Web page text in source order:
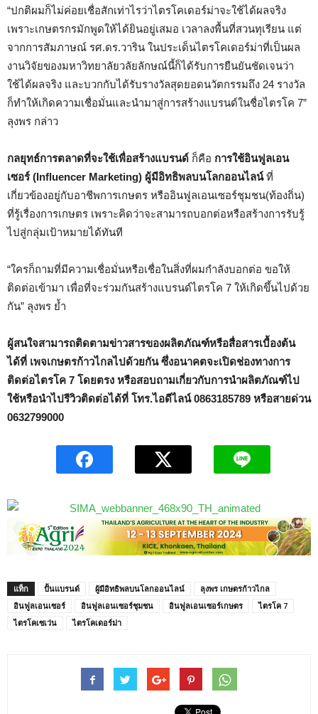
“ปกติผมก็ไม่ค่อยเชื่อสักเท่าไรว่าไตรโคเดอร์ม่าจะใช้ได้ผลจริง
เพราะเกษตรกรมักพูดให้ได้ยินอยู่เสมอ เวลาลงพื้นที่สวนทุเรียน แต่
จากการสัมภาษณ์ รศ.ดร.วาริน ในประเด็นไตรโคเดอร์ม่าที่เป็นผล
งานวิจัยของมหาวิทยาลัยวลัยลักษณ์นี้ก็ได้รับการยืนยันชัดเจนว่า
ใช้ได้ผลจริง และบวกกับได้รับรางวัลสุดยอดนวัตกรรมถึง 24 รางวัล
ก็ทำให้เกิดความเชื่อมั่นและนำมาสู่การสร้างแบรนด์ในชื่อไตรโค 7”
ลุงพร กล่าว
กลยุทธ์การตลาดที่จะใช้เพื่อสร้างแบรนด์ ก็คือ การใช้อินฟูลเอน
เซอร์ (Influencer Marketing) ผู้มีอิทธิพลบนโลกออนไลน์ที่
เกี่ยวข้องอยู่กับอาชีพการเกษตร หรืออินฟูลเอนเซอร์ชุมชน(ท้องถิ่น)
ที่รู้เรื่องการเกษตร เพราะคิดว่าจะสามารถบอกต่อหรือสร้างการรับรู้
ไปสู่กลุ่มเป้าหมายได้ทันที
“ใครก็ถามที่มีความเชื่อมั่นหรือเชื่อในสิ่งที่ผมกำลังบอกต่อ ขอให้
ติดต่อเข้ามา เพื่อที่จะร่วมกันสร้างแบรนด์ไตรโค 7 ให้เกิดขึ้นไปด้วย
กัน” ลุงพร ย้ำ
ผู้สนใจสามารถติดตามข่าวสารของผลิตภัณฑ์หรือสื่อสารเบื้องต้น
ได้ที่ เพจเกษตรก้าวไกลไปด้วยกัน ซึ่งอนาคตจะเปิดช่องทางการ
ติดต่อไตรโค 7 โดยตรง หรือสอบถามเกี่ยวกับการนำผลิตภัณฑ์ไป
ใช้หรือนำไปรีวิวติดต่อได้ที่ โทร.ไอดีไลน์ 0863185789 หรือสายด่วน
0632799000
แท็ก ปั้นแบรนด์ ผู้มีอิทธิพลบนโลกออนไลน์
ลุงพร เกษตรก้าวไกล
อินฟูลเอนเซอร์
อินฟูลเอนเซอร์ชุมชน อินฟูลเอนเซอร์เกษตร
ไตรโค 7
ไตรโคเซเว่น
ไตรโคเดอร์ม่า